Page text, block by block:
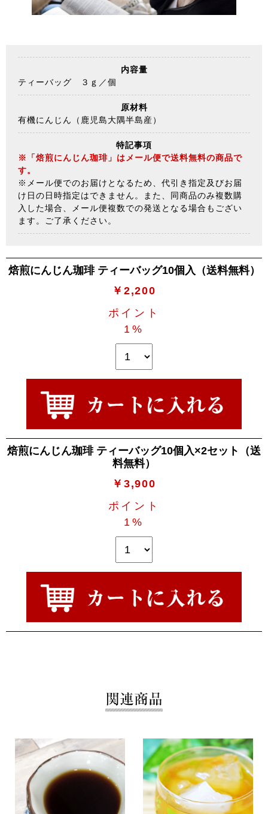
内容量
ティーバッグ ３ｇ／個
原材料
有機にんじん（鹿児島大隅半島産）
特記事項
※「焙煎にんじん珈琲」はメール便で送料無料の商品で
す。
※メール便でのお届けとなるため、代引き指定及びお届
け日の日時指定はできません。また、同商品のみ複数購
入した場合、メール便複数での発送となる場合もござい
ます。ご了承ください。
焙煎にんじん珈琲 ティーバッグ10個入（送料無料）
￥2,200
ポイント
1%
焙煎にんじん珈琲 ティーバッグ10個入×2セット（送
料無料）
￥3,900
ポイント
1%